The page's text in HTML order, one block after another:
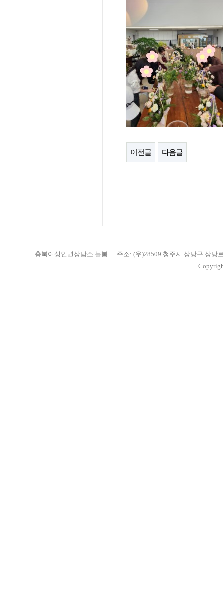
이전글 다음글
충북여성인권상담소 늘봄
주소: (우)28509 청주시 상당구 상당